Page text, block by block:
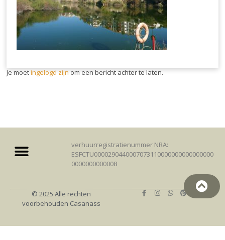
Je moetingelogd zijnom een bericht achter te laten.
verhuurregistratienummer NRA:
ESFCTU0000290440007073110000000000000000
0000000000008
© 2025 Alle rechten
voorbehouden Casanass